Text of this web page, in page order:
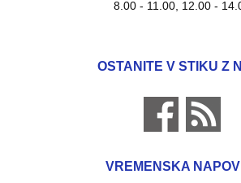
8.00 - 11.00, 12.00 -
OSTANITE V STIKU Z
VREMENSKA